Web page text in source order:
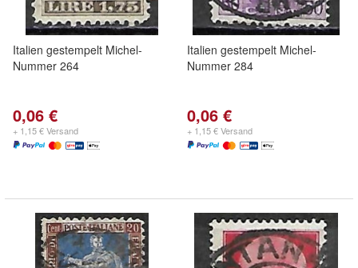
Italien gestempelt Michel-
Nummer 264
0,06 €
+ 1,15 € Versand
Italien gestempelt Michel-
Nummer 284
0,06 €
+ 1,15 € Versand